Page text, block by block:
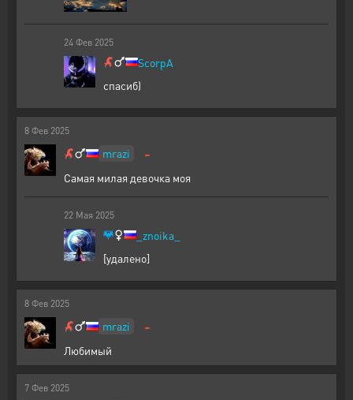
24 Фев 2025
ScorpA
спасиб)
8 Фев 2025
mrazi -
Самая милая девочка моя
22 Мая 2025
_znoika_
[удалено]
8 Фев 2025
mrazi -
Любимый
7 Фев 2025